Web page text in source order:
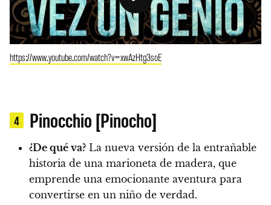
https://www.youtube.com/watch?v=xwAzHtg3soE
4 Pinocchio [Pinocho]
¿De qué va? La nueva versión de la entrañable
historia de una marioneta de madera, que
emprende una emocionante aventura para
convertirse en un niño de verdad.